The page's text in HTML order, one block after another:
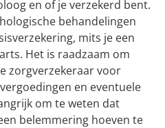
en of je verzekerd bent.
behandelingen
mits je een
Het is raadzaam om
zorgverzekeraar voor
en eventuele
om te weten dat
belemmering hoeven te